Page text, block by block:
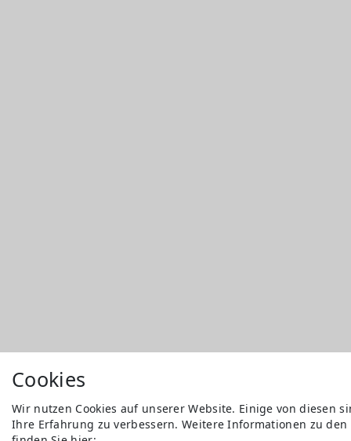
Cookies
Wir nutzen Cookies auf unserer Website. Einige von diesen
Ihre Erfahrung zu verbessern. Weitere Informationen zu